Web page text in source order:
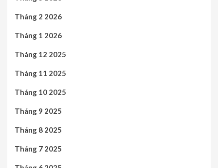
Tháng 2 2026
Tháng 1 2026
Tháng 12 2025
Tháng 11 2025
Tháng 10 2025
Tháng 9 2025
Tháng 8 2025
Tháng 7 2025